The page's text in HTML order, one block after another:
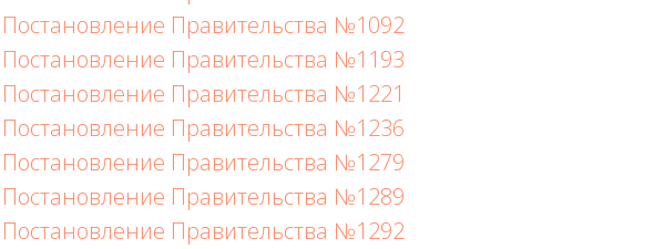
Постановление Правительства №1092
Постановление Правительства №1193
Постановление Правительства №1221
Постановление Правительства №1236
Постановление Правительства №1279
Постановление Правительства №1289
Постановление Правительства №1292